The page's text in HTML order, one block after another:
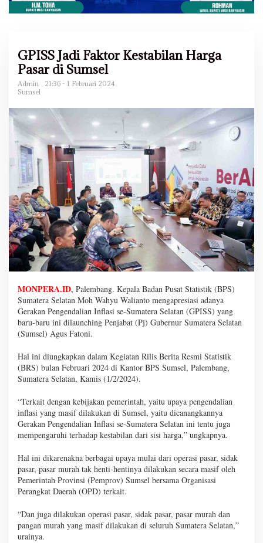
GPISS Jadi Faktor Kestabilan Harga
Pasar di Sumsel
Admin
21:36 - 1 Februari 2024
Sumsel
MONPERA.ID, Palembang. Kepala Badan Pusat Statistik (BPS)
Sumatera Selatan Moh Wahyu Walianto mengapresiasi adanya
Gerakan Pengendalian Inflasi se-Sumatera Selatan (GPISS) yang
baru-baru ini dilaunching Penjabat (Pj) Gubernur Sumatera Selatan
(Sumsel) Agus Fatoni.
Hal ini diungkapkan dalam Kegiatan Rilis Berita Resmi Statistik
(BRS) bulan Februari 2024 di Kantor BPS Sumsel, Palembang,
Sumatera Selatan, Kamis (1/2/2024).
“Terkait dengan kebijakan pemerintah, yaitu upaya pengendalian
inflasi yang masif dilakukan di Sumsel, yaitu dicanangkannya
Gerakan Pengendalian Inflasi se-Sumatera Selatan ini tentu juga
mempengaruhi terhadap kestabilan dari sisi harga,” ungkapnya.
Hal ini dikarenakna berbagai upaya mulai dari operasi pasar, sidak
pasar, pasar murah tak henti-hentinya dilakukan secara masif oleh
Pemerintah Provinsi (Pemprov) Sumsel bersama Organisasi
Perangkat Daerah (OPD) terkait.
“Dan juga dilakukan operasi pasar, sidak pasar, pasar murah dan
pangan murah yang masif dilakukan di seluruh Sumatera Selatan,”
urainya.